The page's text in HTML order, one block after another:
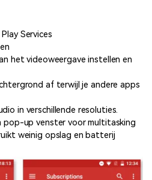
Services
het videoweergave instellen en
af terwijl je andere apps
in verschillende resoluties.
pop-up venster voor multitasking
weinig opslag en batterij